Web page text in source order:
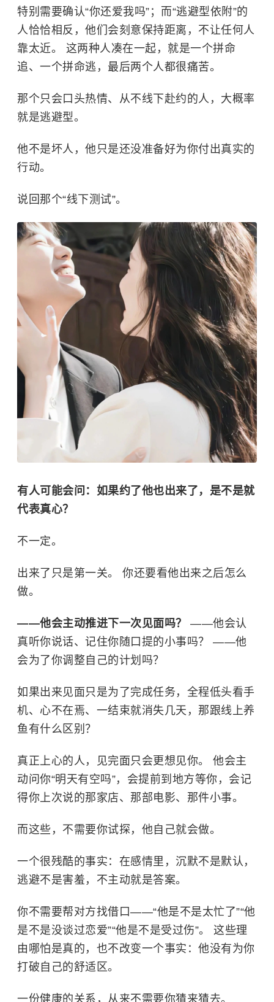
特别需要确认“你还爱我吗”；而“逃避型依附”的
人恰恰相反，他们会刻意保持距离，不让任何人
靠太近。 这两种人凑在一起，就是一个拼命
追、一个拼命逃，最后两个人都很痛苦。
那个只会口头热情、从不线下赴约的人，大概率
就是逃避型。
他不是坏人，他只是还没准备好为你付出真实的
行动。
说回那个“线下测试”。
有人可能会问：如果约了他也出来了，是不是就
代表真心？
不一定。
出来了只是第一关。 你还要看他出来之后怎么
做。
——他会主动推进下一次见面吗？ ——他会认
真听你说话、记住你随口提的小事吗？ ——他
会为了你调整自己的计划吗？
如果出来见面只是为了完成任务，全程低头看手
机、心不在焉、一结束就消失几天，那跟线上养
鱼有什么区别？
真正上心的人，见完面只会更想见你。 他会主
动问你“明天有空吗”，会提前到地方等你，会记
得你上次说的那家店、那部电影、那件小事。
而这些，不需要你试探，他自己就会做。
一个很残酷的事实：在感情里，沉默不是默认，
逃避不是害羞，不主动就是答案。
你不需要帮对方找借口——“他是不是太忙了”“他
是不是没谈过恋爱”“他是不是受过伤”。 这些理
由哪怕是真的，也不改变一个事实：他没有为你
打破自己的舒适区。
一份健康的关系，从来不需要你猜来猜去。